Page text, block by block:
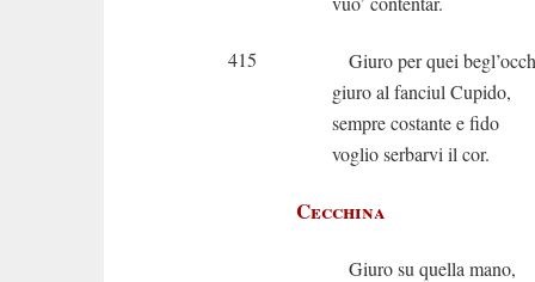
415
Giuro per quei
giuro al fanciul Cupido,
sempre costante e fido
voglio serbarvi il cor.
Cecchina
Giuro su quella mano,